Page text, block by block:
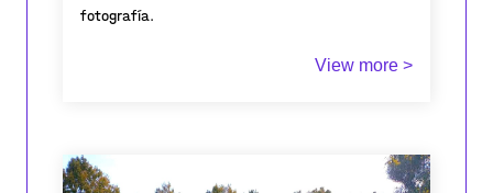
fotografía.
para mí ya que era la primera vez que yo hacía
en mi ciudad y totalmente nuevo para mi. Estaba
View more >